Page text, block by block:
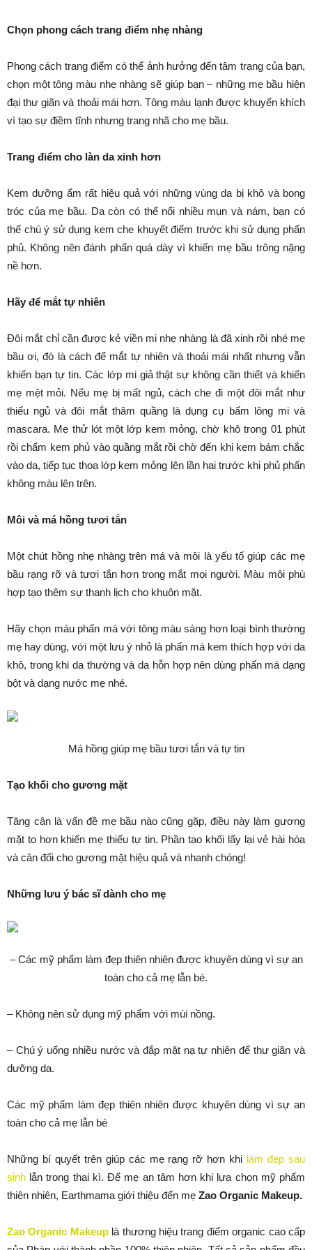
Chọn phong cách trang điểm nhẹ nhàng
Phong cách trang điểm có thể ảnh hưởng đến tâm trạng của bạn,
chọn một tông màu nhẹ nhàng sẽ giúp bạn – những mẹ bầu hiện
đại thư giãn và thoải mái hơn. Tông màu lạnh được khuyến khích
vì tạo sự điềm tĩnh nhưng trang nhã cho mẹ bầu.
Trang điểm cho làn da xinh hơn
Kem dưỡng ẩm rất hiệu quả với những vùng da bị khô và bong
tróc của mẹ bầu. Da còn có thể nổi nhiều mụn và nám, bạn có
thể chú ý sử dụng kem che khuyết điểm trước khi sử dụng phấn
phủ. Không nên đánh phấn quá dày vì khiến mẹ bầu trông nặng
nề hơn.
Hãy để mắt tự nhiên
Đôi mắt chỉ cần được kẻ viền mi nhẹ nhàng là đã xinh rồi nhé mẹ
bầu ơi, đó là cách để mắt tự nhiên và thoải mái nhất nhưng vẫn
khiến bạn tự tin. Các lớp mi giả thật sự không cần thiết và khiến
mẹ mệt mỏi. Nếu mẹ bị mất ngủ, cách che đi một đôi mắt như
thiếu ngủ và đôi mắt thâm quầng là dụng cụ bấm lông mi và
mascara. Mẹ thử lót một lớp kem mỏng, chờ khô trong 01 phút
rồi chấm kem phủ vào quầng mắt rồi chờ đến khi kem bám chắc
vào da, tiếp tục thoa lớp kem mỏng lên lần hai trước khi phủ phấn
không màu lên trên.
Môi và má hồng tươi tắn
Một chút hồng nhẹ nhàng trên má và môi là yếu tố giúp các mẹ
bầu rạng rỡ và tươi tắn hơn trong mắt mọi người. Màu môi phù
hợp tạo thêm sự thanh lịch cho khuôn mặt.
Hãy chọn màu phấn má với tông màu sáng hơn loại bình thường
mẹ hay dùng, với một lưu ý nhỏ là phấn má kem thích hợp với da
khô, trong khi da thường và da hỗn hợp nên dùng phấn má dạng
bột và dạng nước mẹ nhé.
Má hồng giúp mẹ bầu tươi tắn và tự tin
Tạo khối cho gương mặt
Tăng cân là vấn đề mẹ bầu nào cũng gặp, điều này làm gương
mặt to hơn khiến mẹ thiếu tự tin. Phần tạo khối lấy lại vẻ hài hòa
và cân đối cho gương mặt hiệu quả và nhanh chóng!
Những lưu ý bác sĩ dành cho mẹ
– Các mỹ phẩm làm đẹp thiên nhiên được khuyên dùng vì sự an
toàn cho cả mẹ lẫn bé.
– Không nên sử dụng mỹ phẩm với mùi nồng.
– Chú ý uống nhiều nước và đắp mặt nạ tự nhiên để thư giãn và
dưỡng da.
Các mỹ phẩm làm đẹp thiên nhiên được khuyên dùng vì sự an
toàn cho cả mẹ lẫn bé
Những bí quyết trên giúp các mẹ rạng rỡ hơn khi làm đẹp sau
sinh lẫn trong thai kì. Để mẹ an tâm hơn khi lựa chọn mỹ phẩm
thiên nhiên, Earthmama giới thiệu đến mẹ Zao Organic Makeup.
Zao Organic Makeuplà thương hiệu trang điểm organic cao cấp